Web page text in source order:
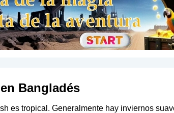
Bangladés
es tropical. Generalmente hay inviernos